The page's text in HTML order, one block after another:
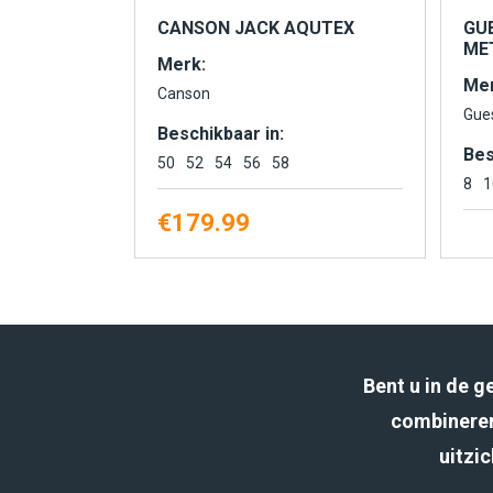
CANSON JACK AQUTEX
Merk:
Canson
Beschikbaar in:
50 52 54 56 58
€179.99
8
Bent u in de